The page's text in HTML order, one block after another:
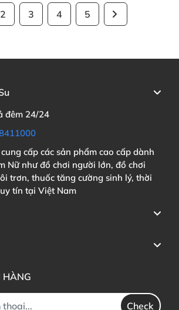
2 3 4 5
đêm 24/24
cấp các sản phẩm cao cấp dành
Nữ như đồ chơi người lớn, đồ chơi
trơn, thuốc tăng cường sinh lý, thời
tín tại Việt Nam
HÀNG
Check